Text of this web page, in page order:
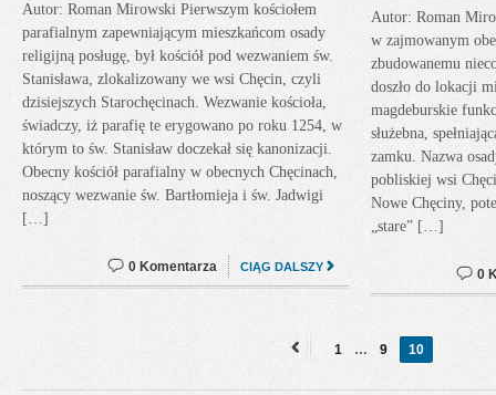
Autor: Roman Mirowski Pierwszym kościołem
parafialnym zapewniającym mieszkańcom osady
religijną posługę, był kościół pod wezwaniem św.
Stanisława, zlokalizowany we wsi Chęcin, czyli
dzisiejszych Starochęcinach. Wezwanie kościoła,
świadczy, iż parafię te erygowano po roku 1254, w
którym to św. Stanisław doczekał się kanonizacji.
Obecny kościół parafialny w obecnych Chęcinach,
noszący wezwanie św. Bartłomieja i św. Jadwigi
[…]
CIĄG DALSZY
0 Komentarza
Autor: Roman
w zajmowanym
zbudowanemu
doszło do lokacji
magdeburskie
służebna,
zamku. Nazwa
pobliskiej wsi
Nowe Chęciny,
„stare” […]
0
Previous
1 … 9 10